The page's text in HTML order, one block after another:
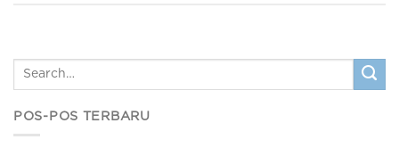
POS-POS TERBARU